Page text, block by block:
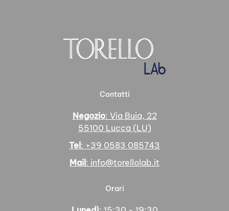
Contatti
Negozio: Via Buia, 22
55100 Lucca (LU)
Tel: +39 0583 085743
Mail: info@torellolab.it
Orari